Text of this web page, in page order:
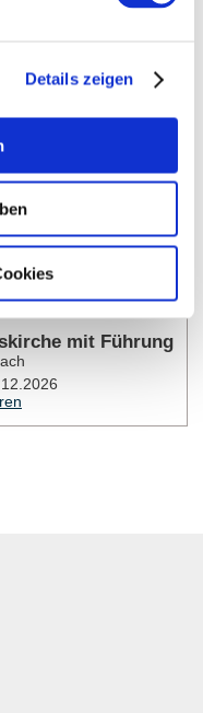
Details zeigen
mit Führung